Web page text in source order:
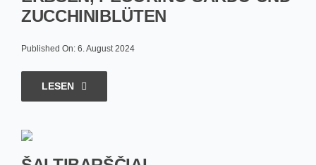
ZUCCHINIBLÜTEN
Published On: 6. August 2024
LESEN